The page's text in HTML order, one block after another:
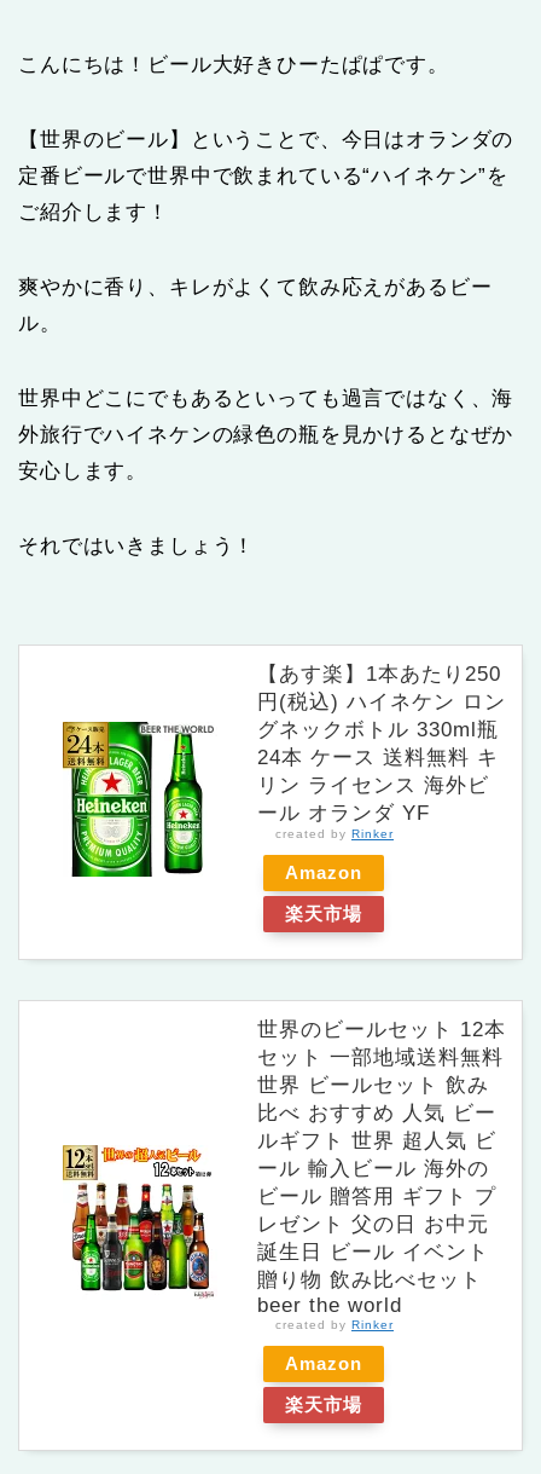
こんにちは！ビール大好きひーたぱぱです。
【世界のビール】ということで、今日はオランダの
定番ビールで世界中で飲まれている“ハイネケン”を
ご紹介します！
爽やかに香り、キレがよくて飲み応えがあるビー
ル。
世界中どこにでもあるといっても過言ではなく、海
外旅行でハイネケンの緑色の瓶を見かけるとなぜか
安心します。
それではいきましょう！
【あす楽】1本あたり250
円(税込) ハイネケン ロン
グネックボトル 330ml瓶
24本 ケース 送料無料 キ
リン ライセンス 海外ビ
ール オランダ YF
created by Rinker
Amazon
楽天市場
世界のビールセット 12本
セット 一部地域送料無料
世界 ビールセット 飲み
比べ おすすめ 人気 ビー
ルギフト 世界 超人気 ビ
ール 輸入ビール 海外の
ビール 贈答用 ギフト プ
レゼント 父の日 お中元
誕生日 ビール イベント
贈り物 飲み比べセット
beer the world
created by Rinker
Amazon
楽天市場